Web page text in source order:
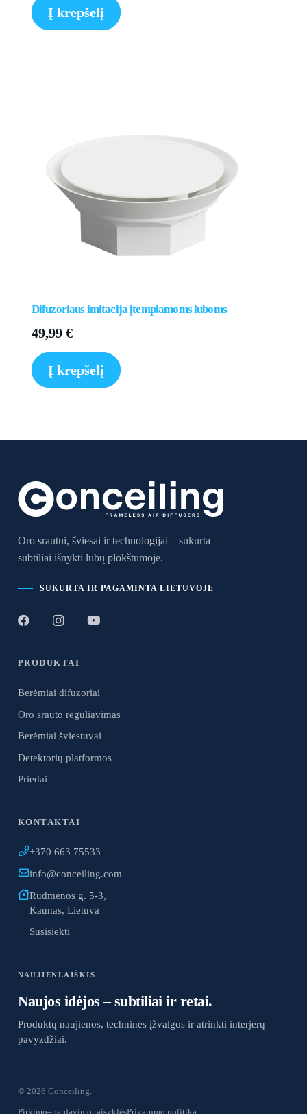
Į krepšelį
Difuzoriaus imitacija įtempiamoms luboms
49,99 €
Į krepšelį
Oro srautui, šviesai ir technologijai – sukurta
subtiliai išnykti lubų plokštumoje.
SUKURTA IR PAGAMINTA LIETUVOJE
PRODUKTAI
Berėmiai difuzoriai
Oro srauto reguliavimas
Berėmiai šviestuvai
Detektorių platformos
Priedai
KONTAKTAI
+370 663 75533
info@conceiling.com
Rudmenos g. 5-3,
Kaunas, Lietuva
Susisiekti
NAUJIENLAIŠKIS
Naujos idėjos – subtiliai ir retai.
Produktų naujienos, techninės įžvalgos ir atrinkti interjerų
pavyzdžiai.
© 2026 Conceiling.
Pirkimo–pardavimo taisyklėsPrivatumo politika